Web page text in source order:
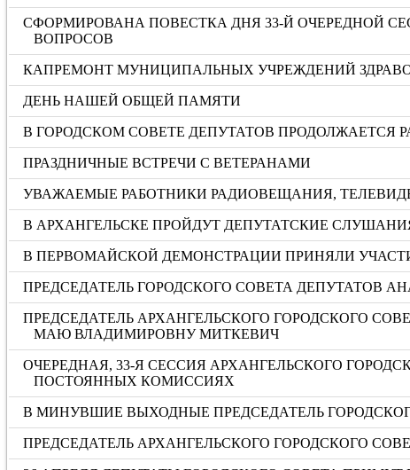
СФОРМИРОВАНА ПОВЕСТКА ДНЯ 33-Й ОЧЕРЕДНОЙ
ВОПРОСОВ
КАПРЕМОНТ МУНИЦИПАЛЬНЫХ УЧРЕЖДЕНИЙ
ДЕНЬ НАШЕЙ ОБЩЕЙ ПАМЯТИ
В ГОРОДСКОМ СОВЕТЕ ДЕПУТАТОВ ПРОДОЛЖАЕТСЯ
ПРАЗДНИЧНЫЕ ВСТРЕЧИ С ВЕТЕРАНАМИ
УВАЖАЕМЫЕ РАБОТНИКИ РАДИОВЕЩАНИЯ,
В АРХАНГЕЛЬСКЕ ПРОЙДУТ ДЕПУТАТСКИЕ
В ПЕРВОМАЙСКОЙ ДЕМОНСТРАЦИИ ПРИНЯЛИ
ПРЕДСЕДАТЕЛЬ ГОРОДСКОГО СОВЕТА ДЕПУТАТОВ
ПРЕДСЕДАТЕЛЬ АРХАНГЕЛЬСКОГО ГОРОДСКОГО
МАЮ ВЛАДИМИРОВНУ МИТКЕВИЧ
ОЧЕРЕДНАЯ, 33-Я СЕССИЯ АРХАНГЕЛЬСКОГО
ПОСТОЯННЫХ КОМИССИЯХ
В МИНУВШИЕ ВЫХОДНЫЕ ПРЕДСЕДАТЕЛЬ
ПРЕДСЕДАТЕЛЬ АРХАНГЕЛЬСКОГО ГОРОДСКОГО